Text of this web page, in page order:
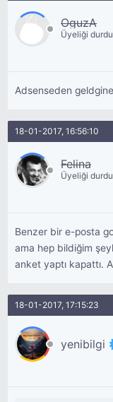
OguzA
Üyeliği
Adsenseden
18-01-2017, 16:56:10
Felina
Üyeliği
Benzer bir e-posta
ama hep bildiğim
anket yaptı kapattı.
18-01-2017, 17:15:23
yenibilgi